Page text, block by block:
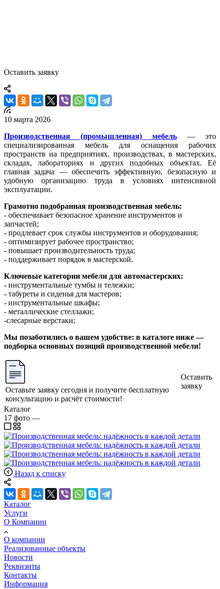
Оставить заявку
10 марта 2026
Производственная (промышленная) мебель
— это
специализированная мебель для оснащения рабочих
пространств на предприятиях, производствах, в мастерских,
складах, лабораториях и других подобных объектах. Её
главная задача — обеспечить эффективную, безопасную и
удобную организацию труда в условиях интенсивной
эксплуатации.
Грамотно подобранная производственная мебель:
- обеспечивает безопасное хранение инструментов и
запчастей;
- продлевает срок службы инструментов и оборудования;
- оптимизирует рабочее пространство;
- повышает производительность труда;
- поддерживает порядок в мастерской.
Ключевые категории мебели для автомастерских:
- инструментальные тумбы и тележки;
- табуреты и сиденья для мастеров;
- инструментальные шкафы;
- металлические стеллажи;
-слесарные верстаки;
Мы позаботились о вашем удобстве: в каталоге ниже —
подборка основных позиций производственной мебели!
Оставьте заявку сегодня и получите бесплатную
консультацию и расчёт стоимости!
Оставить
заявку
Каталог
17 фото —
Назад к списку
Каталог
Услуги
О Компании
О компании
Реализованные объекты
Новости
Реквизиты
Контакты
Информация